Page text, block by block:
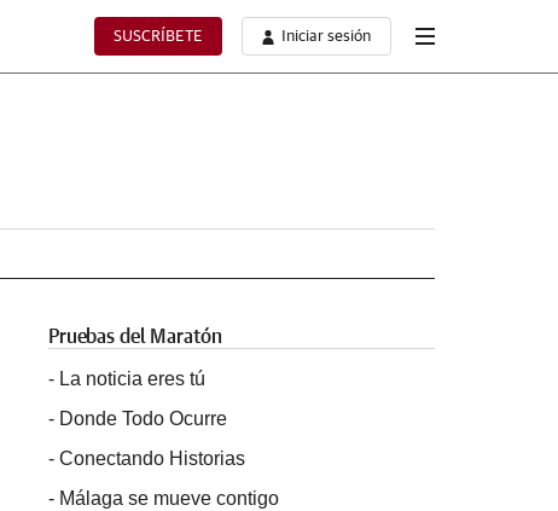
SUSCRÍBETE Iniciar sesión
Pruebas del Maratón
- La noticia eres tú
- Donde Todo Ocurre
- Conectando Historias
- Málaga se mueve contigo